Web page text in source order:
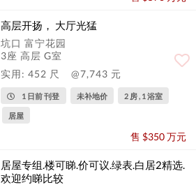
高层开扬， 大厅光猛
坑口 富宁花园
3座 高层 G室
实用: 452 尺
@7,743 元
1 日前 刊登 未补地价 2 房 , 1 浴室
居屋
售 $350 万元
居屋专组.楼可睇.价可议.绿表.白居2精选.
欢迎约睇比较